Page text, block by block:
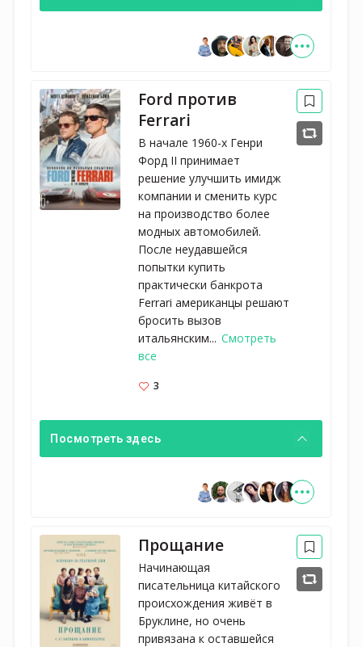
Ford против
Ferrari
В начале 1960-х Генри
Форд II принимает
решение улучшить имидж
компании и сменить курс
на производство более
модных автомобилей.
После неудавшейся
попытки купить
практически банкрота
Ferrari американцы решают
бросить вызов
итальянским... Смотреть
все
3
Посмотреть здесь
Прощание
Начинающая
писательница китайского
происхождения живёт в
Бруклине, но очень
привязана к оставшейся